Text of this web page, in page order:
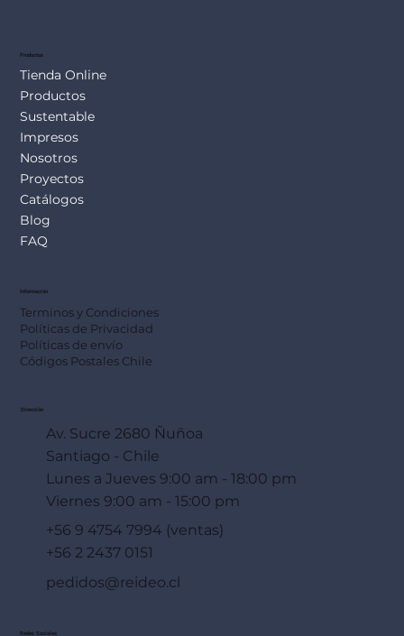
Productos
Tienda Online
Productos
Sustentable
Impresos
Nosotros
Proyectos
Catálogos
Blog
FAQ
Información
Terminos y Condiciones
Políticas de Privacidad
Políticas de envío
Códigos Postales Chile
Dirección
Av. Sucre 2680 Ñuñoa
Santiago - Chile
Lunes a Jueves 9:00 am - 18:00 pm
Viernes 9:00 am - 15:00 pm
+56 9 4754 7994 (ventas)
+56 2 2437 0151
pedidos@reideo.cl
Redes Sociales